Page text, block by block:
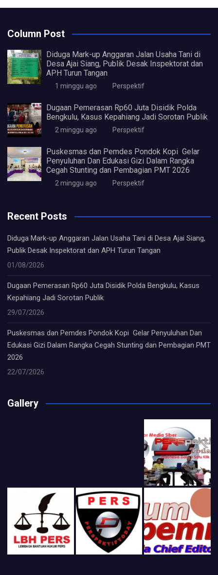
Column Post
Diduga Mark-up Anggaran Jalan Usaha Tani di
Desa Ajai Siang, Publik Desak Inspektorat dan
APH Turun Tangan
1 minggu ago Perspektif
Dugaan Pemerasan Rp60 Juta Disidik Polda
Bengkulu, Kasus Kepahiang Jadi Sorotan Publik
2 minggu ago Perspektif
Puskesmas dan Pemdes Pondok Kopi Gelar
Penyuluhan Dan Edukasi Gizi Dalam Rangka
Cegah Stunting dan Pembagian PMT 2026
2 minggu ago Perspektif
Recent Posts
Diduga Mark-up Anggaran Jalan Usaha Tani di Desa Ajai Siang,
Publik Desak Inspektorat dan APH Turun Tangan
01/08/2026
Dugaan Pemerasan Rp60 Juta Disidik Polda Bengkulu, Kasus
Kepahiang Jadi Sorotan Publik
29/07/2026
Puskesmas dan Pemdes Pondok Kopi Gelar Penyuluhan Dan
Edukasi Gizi Dalam Rangka Cegah Stunting dan Pembagian PMT
2026
22/07/2026
Gallery